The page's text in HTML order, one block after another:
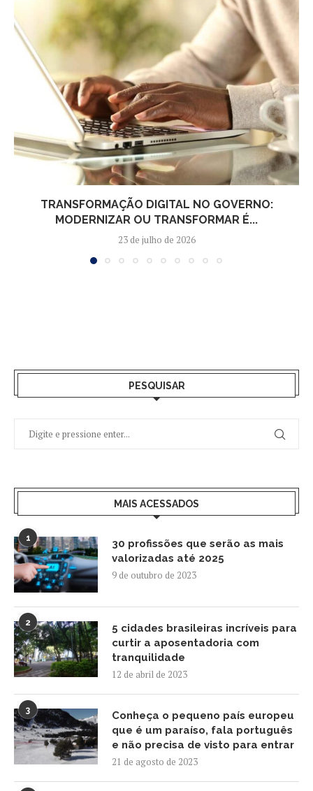
TRANSFORMAÇÃO DIGITAL NO GOVERNO:
MODERNIZAR OU TRANSFORMAR É...
23 de julho de 2026
PESQUISAR
MAIS ACESSADOS
1
30 profissões que serão as mais
valorizadas até 2025
9 de outubro de 2023
2
5 cidades brasileiras incríveis para
curtir a aposentadoria com
tranquilidade
12 de abril de 2023
3
Conheça o pequeno país europeu
que é um paraíso, fala português
e não precisa de visto para entrar
21 de agosto de 2023